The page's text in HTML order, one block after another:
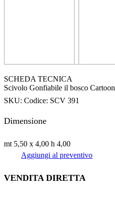
SCHEDA TECNICA
Scivolo Gonfiabile il bosco Cartoon
SKU: Codice: SCV 391
Dimensione
mt 5,50 x 4,00 h 4,00
Aggiungi al preventivo
VENDITA DIRETTA